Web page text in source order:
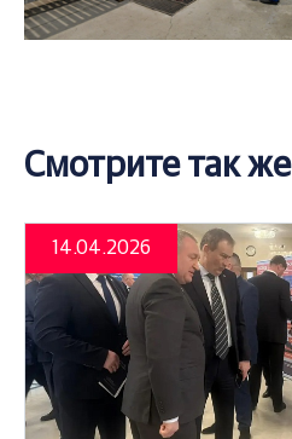
Смотрите так же
14.04.2026